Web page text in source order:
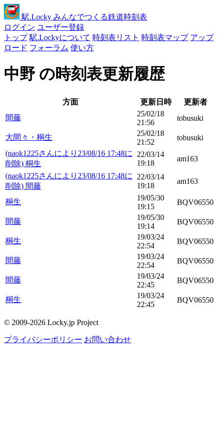
駅.Locky みんなでつくる鉄道時刻表
ログイン ユーザー登録
トップ 駅.Lockyについて 時刻表リスト 時刻表マップ アップ
ロード フォーラム 使い方
中野 の時刻表更新履歴
方面 更新日時
更新者
間藤
25/02/18
21:56
tobusuki
大間々・桐生
25/02/18
21:52
tobusuki
(naok1225さんにより23/08/16 17:48に
削除) 桐生
22/03/14
19:18
am163
(naok1225さんにより23/08/16 17:48に
削除) 間藤
22/03/14
19:18
am163
桐生
19/05/30
19:15
BQV06550
間藤
19/05/30
19:14
BQV06550
桐生
19/03/24
22:54
BQV06550
間藤
19/03/24
22:54
BQV06550
間藤
19/03/24
22:45
BQV06550
桐生
19/03/24
22:45
BQV06550
© 2009-2026 Locky.jp Project
プライバシーポリシー お問い合わせ